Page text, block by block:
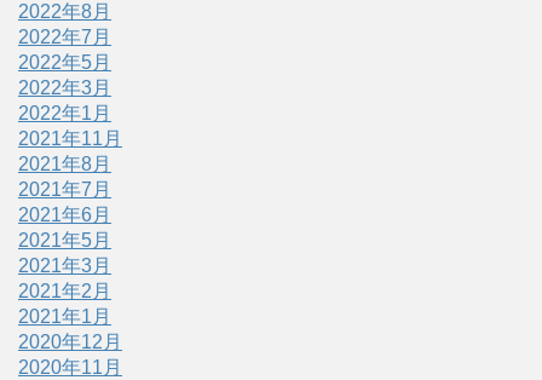
2022年8月
2022年7月
2022年5月
2022年3月
2022年1月
2021年11月
2021年8月
2021年7月
2021年6月
2021年5月
2021年3月
2021年2月
2021年1月
2020年12月
2020年11月